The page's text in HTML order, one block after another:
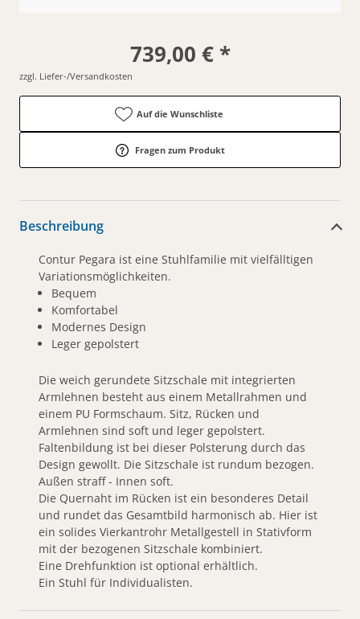
739,00 € *
zzgl. Liefer-/Versandkosten
Auf die Wunschliste
Fragen zum Produkt
Beschreibung
Contur Pegara ist eine Stuhlfamilie mit vielfälltigen
Variationsmöglichkeiten.
Bequem
Komfortabel
Modernes Design
Leger gepolstert
Die weich gerundete Sitzschale mit integrierten
Armlehnen besteht aus einem Metallrahmen und
einem PU Formschaum. Sitz, Rücken und
Armlehnen sind soft und leger gepolstert.
Faltenbildung ist bei dieser Polsterung durch das
Design gewollt. Die Sitzschale ist rundum bezogen.
Außen straff - Innen soft.
Die Quernaht im Rücken ist ein besonderes Detail
und rundet das Gesamtbild harmonisch ab. Hier ist
ein solides Vierkantrohr Metallgestell in Stativform
mit der bezogenen Sitzschale kombiniert.
Eine Drehfunktion ist optional erhältlich.
Ein Stuhl für Individualisten.